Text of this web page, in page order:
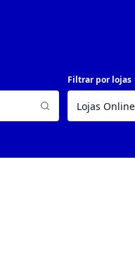
Filtrar por lojas